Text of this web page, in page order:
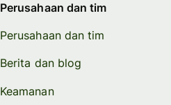
Perusahaan dan tim
Perusahaan dan tim
Berita dan blog
Keamanan